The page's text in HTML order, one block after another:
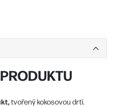
tvořený kokosovou drtí.